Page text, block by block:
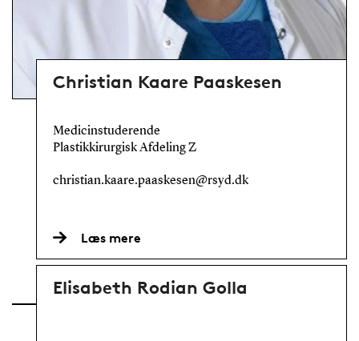
Christian Kaare Paaskesen
Medicinstuderende
Plastikkirurgisk Afdeling Z
christian.kaare.paaskesen@rsyd.dk
Læs mere
Elisabeth Rodian Golla